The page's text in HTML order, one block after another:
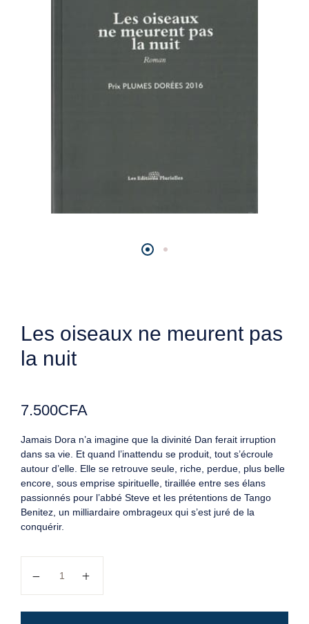
Les oiseaux ne meurent pas
la nuit
7.500CFA
Jamais Dora n’a imagine que la divinité Dan ferait irruption
dans sa vie. Et quand l’inattendu se produit, tout s’écroule
autour d’elle. Elle se retrouve seule, riche, perdue, plus belle
encore, sous emprise spirituelle, tiraillée entre ses élans
passionnés pour l’abbé Steve et les prétentions de Tango
Benitez, un milliardaire ombrageux qui s’est juré de la
conquérir.